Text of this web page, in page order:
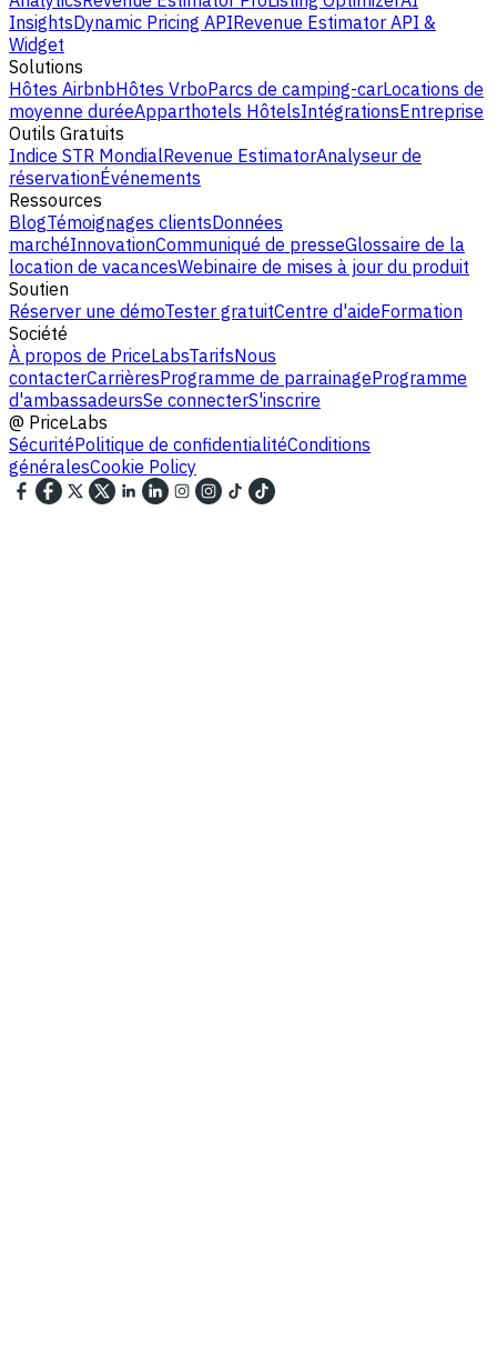
InsightsDynamic Pricing APIRevenue Estimator API &
Widget
Solutions
Hôtes AirbnbHôtes VrboParcs de camping-carLocations de
moyenne duréeApparthotels HôtelsIntégrationsEntreprise
Outils Gratuits
Indice STR MondialRevenue EstimatorAnalyseur de
réservationÉvénements
Ressources
BlogTémoignages clientsDonnées
marchéInnovationCommuniqué de presseGlossaire de la
location de vacancesWebinaire de mises à jour du produit
Soutien
Réserver une démoTester gratuitCentre d'aideFormation
Société
À propos de PriceLabsTarifsNous
contacterCarrièresProgramme de parrainageProgramme
d'ambassadeursSe connecterS'inscrire
@ PriceLabs
SécuritéPolitique de confidentialitéConditions
généralesCookie Policy